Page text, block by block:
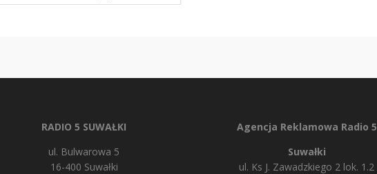
RADIO 5 SUWAŁKI
ul. Bulwarowa 5
16-400 Suwałki
Agencja Reklamowa Radio 5
Suwałki
ul. Ks J. Zawadzkiego 2 lok. 1.2